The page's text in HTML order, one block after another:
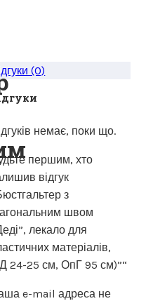
(0)
немає, поки що.
першим, хто
відгук
з
швом
лекало для
матеріалів,
24-25 см, ОпГ 95 см)”“
e-mail адреса не